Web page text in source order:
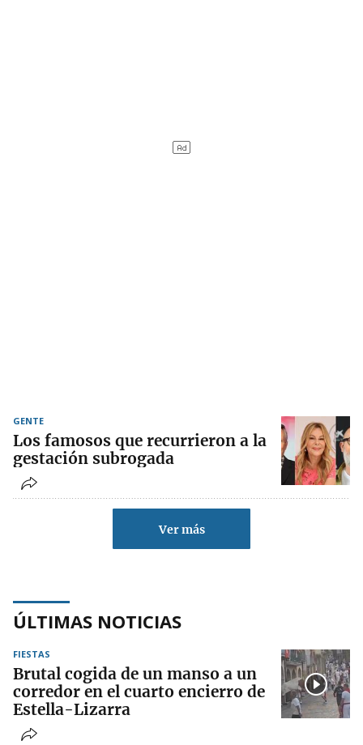
GENTE
Los famosos que recurrieron a la
gestación subrogada
Ver más
ÚLTIMAS NOTICIAS
FIESTAS
Brutal cogida de un manso a un
corredor en el cuarto encierro de
Estella-Lizarra